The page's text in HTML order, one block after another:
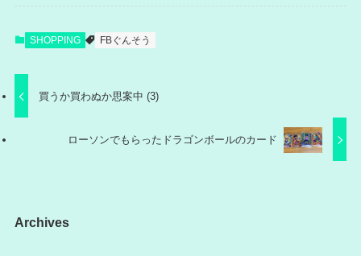
SHOPPING FBぐんそう
買うか買わぬか思案中 (3)
ローソンでもらったドラゴンボールのカード
Archives